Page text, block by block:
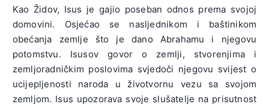
Kao Židov, Isus je gajio poseban odnos prema svojoj
domovini. Osjećao se nasljednikom i baštinikom
obećanja zemlje što je dano Abrahamu i njegovu
potomstvu. Isusov govor o zemlji, stvorenjima i
zemljoradničkim poslovima svjedoči njegovu svijest o
ucijepljenosti naroda u životvornu vezu sa svojom
zemljom. Isus upozorava svoje slušatelje na prisutnost